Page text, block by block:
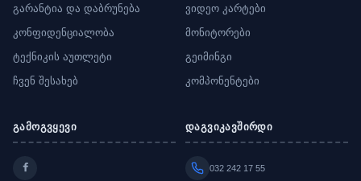
გარანტია და დაბრუნება
კონფიდენციალობა
ტექნიკის აუთლეტი
ჩვენ შესახებ
ვიდეო კარტები
მონიტორები
გეიმინგი
კომპონენტები
გამოგვყევი დაგვიკავშირდი
032 242 17 55